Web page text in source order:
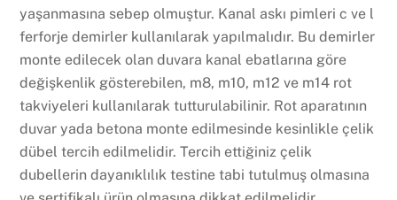
yaşanmasına sebep olmuştur. Kanal askı pimleri c ve l
ferforje demirler kullanılarak yapılmalıdır. Bu demirler
monte edilecek olan duvara kanal ebatlarına göre
değişkenlik gösterebilen, m8, m10, m12 ve m14 rot
takviyeleri kullanılarak tutturulabilinir. Rot aparatının
duvar yada betona monte edilmesinde kesinlikle çelik
dübel tercih edilmelidir. Tercih ettiğiniz çelik
dubellerin dayanıklılık testine tabi tutulmuş olmasına